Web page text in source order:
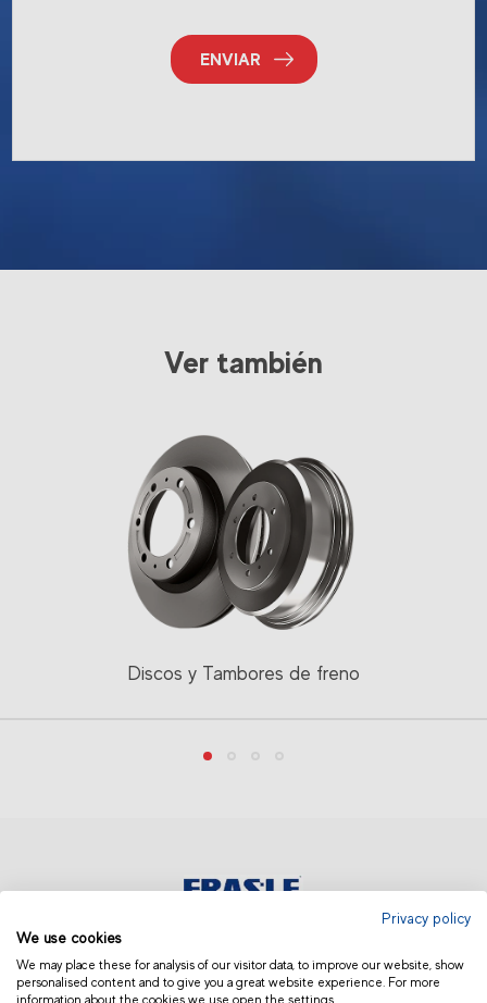
ENVIAR
Ver también
Discos y Tambores de freno
MEXICO
Privacy policy
We use cookies
We may place these for analysis of our visitor data, to improve our website, show
personalised content and to give you a great website experience. For more
information about the cookies we use open the settings.